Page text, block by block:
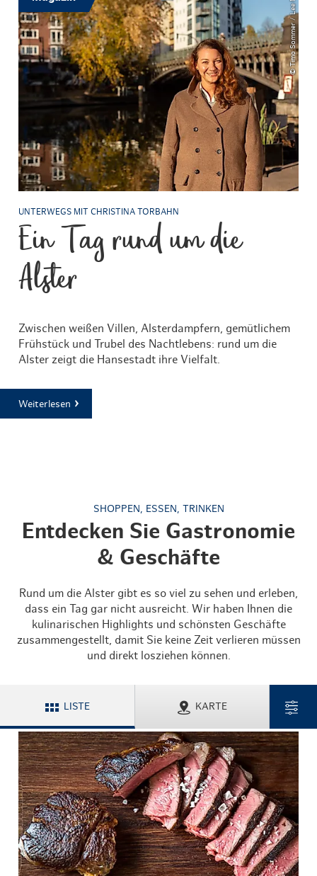
© Timo Sommer / Lee Maas
UNTERWEGS MIT CHRISTINA TORBAHN
Ein Tag rund um die
Alster
Zwischen weißen Villen, Alsterdampfern, gemütlichem
Frühstück und Trubel des Nachtlebens: rund um die
Alster zeigt die Hansestadt ihre Vielfalt.
Weiterlesen
SHOPPEN, ESSEN, TRINKEN
Entdecken Sie Gastronomie
& Geschäfte
Rund um die Alster gibt es so viel zu sehen und erleben,
dass ein Tag gar nicht ausreicht. Wir haben Ihnen die
kulinarischen Highlights und schönsten Geschäfte
zusammengestellt, damit Sie keine Zeit verlieren müssen
und direkt losziehen können.
LISTE KARTE